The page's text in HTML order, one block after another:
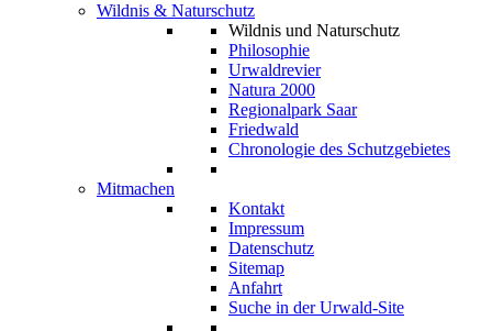
Wildnis & Naturschutz
Wildnis und Naturschutz
Philosophie
Urwaldrevier
Natura 2000
Regionalpark Saar
Friedwald
Chronologie des Schutzgebietes
Mitmachen
Kontakt
Impressum
Datenschutz
Sitemap
Anfahrt
Suche in der Urwald-Site